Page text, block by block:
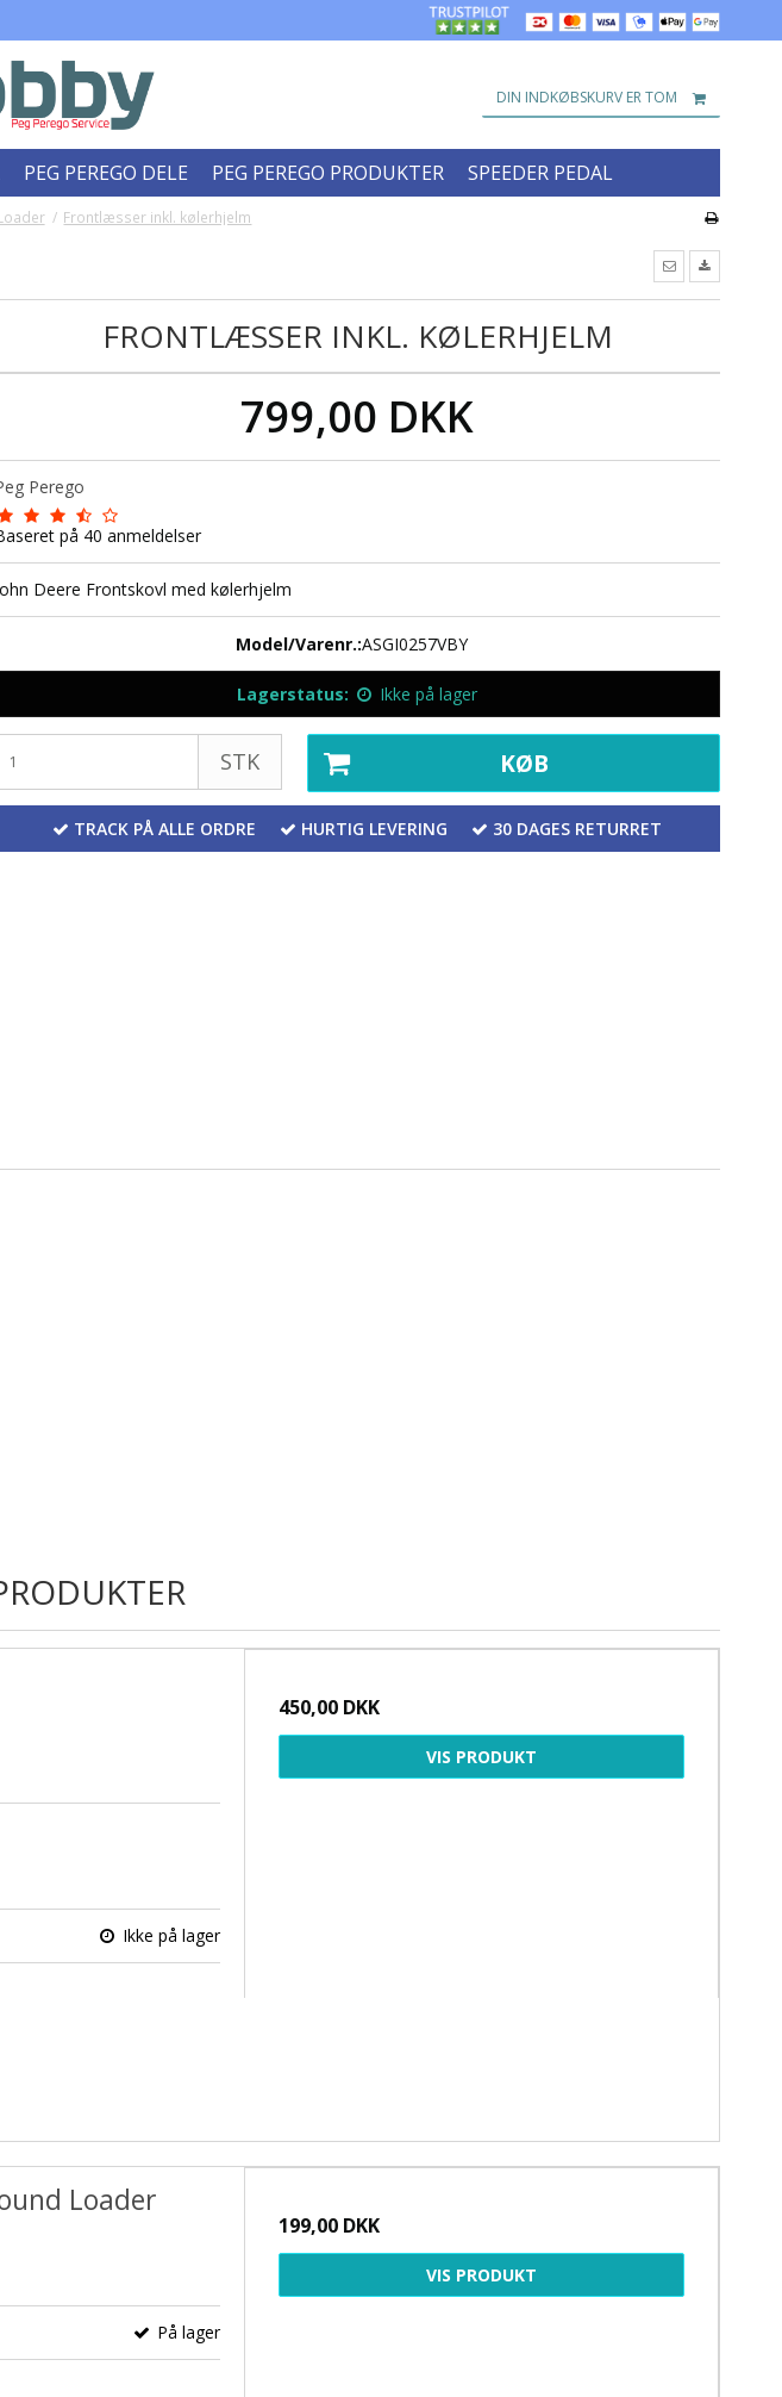
DIN INDKØBSKURV ER TOM
PEG PEREGO DELE PEG PEREGO PRODUKTER SPEEDER PEDAL
/ Frontlæsser inkl. kølerhjelm
FRONTLÆSSER INKL. KØLERHJELM
799,00 DKK
Perego
på 40 anmeldelser
Deere Frontskovl med kølerhjelm
Model/Varenr.:ASGI0257VBY
Lagerstatus: Ikke på lager
STK KØB
TRACK PÅ ALLE ORDRE HURTIG LEVERING 30 DAGES RETURRET
Ikke på lager
450,00 DKK
VIS PRODUKT
Loader
På lager
199,00 DKK
VIS PRODUKT